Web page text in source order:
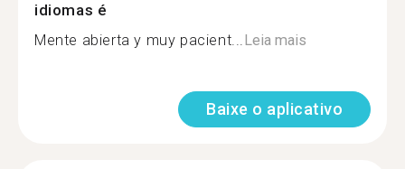
idiomas é
Mente abierta y muy pacient...Leia mais
Baixe o aplicativo